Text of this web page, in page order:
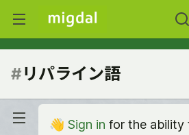
#リパライン語
👋 Sign in for the ability